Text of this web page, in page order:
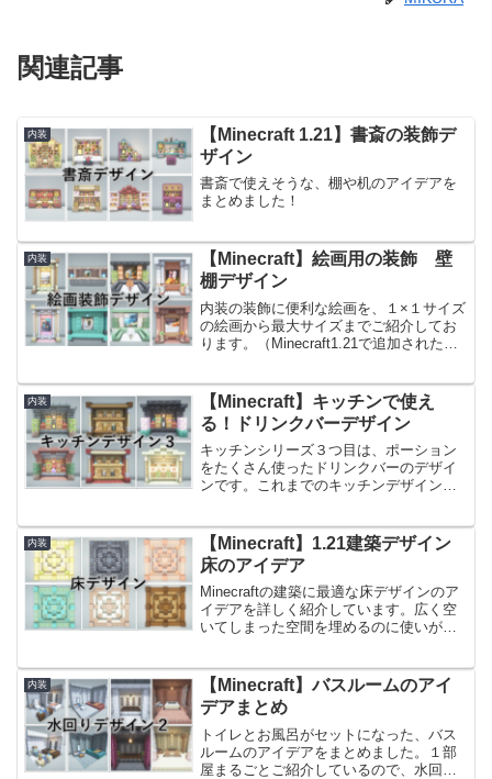
関連記事
内装
【Minecraft 1.21】書斎の装飾デ
ザイン
書斎で使えそうな、棚や机のアイデアを
まとめました！
内装
【Minecraft】絵画用の装飾 壁
棚デザイン
内装の装飾に便利な絵画を、１×１サイズ
の絵画から最大サイズまでご紹介してお
ります。（Minecraft1.21で追加された、
はレストラン風の装飾や、邸宅の絵画の
ような...
内装
【Minecraft】キッチンで使え
る！ドリンクバーデザイン
キッチンシリーズ３つ目は、ポーション
をたくさん使ったドリンクバーのデザイ
ンです。これまでのキッチンデザインと
す。ドリンクバー単体としても使える見
た目にしてみたので、参考に...
内装
【Minecraft】1.21建築デザイン
床のアイデア
Minecraftの建築に最適な床デザインのア
イデアを詳しく紹介しています。広く空
いてしまった空間を埋めるのに使いが
提案するものです！窓やドアのデザイン
と相性のいいデザイ...
内装
【Minecraft】バスルームのアイ
デアまとめ
トイレとお風呂がセットになった、バス
ルームのアイデアをまとめました。１部
屋まるごとご紹介しているので、水回り